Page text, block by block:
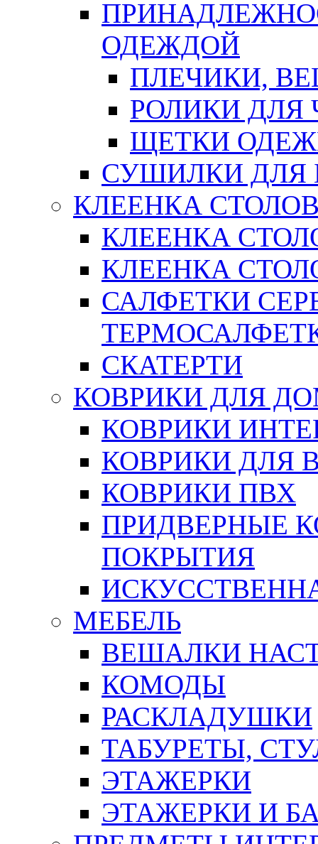
ОДЕЖДОЙ
ПЛЕЧИКИ,
РОЛИКИ ДЛЯ
ЩЕТКИ
СУШИЛКИ ДЛЯ
КЛЕЕНКА
КЛЕЕНКА
КЛЕЕНКА
САЛФЕТКИ
СКАТЕРТИ
КОВРИКИ ДЛЯ
КОВРИКИ
КОВРИКИ ДЛЯ
КОВРИКИ ПВХ
ПРИДВЕРНЫЕ
ПОКРЫТИЯ
МЕБЕЛЬ
ВЕШАЛКИ
КОМОДЫ
РАСКЛАДУШКИ
ТАБУРЕТЫ,
ЭТАЖЕРКИ
ЭТАЖЕРКИ И